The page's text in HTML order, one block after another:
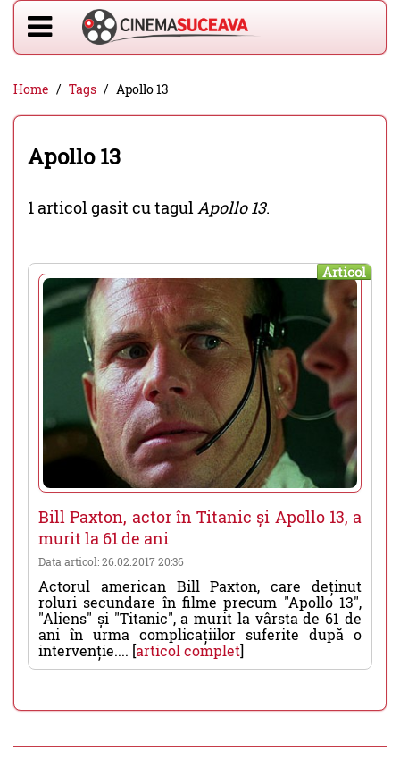
Home Tags Apollo 13
Apollo 13
1 articol gasit cu tagulApollo 13.
Articol
Bill Paxton, actor în Titanic și Apollo 13, a
murit la 61 de ani
Data articol: 26.02.2017 20:36
Actorul american Bill Paxton, care deținut
roluri secundare în filme precum "Apollo 13",
"Aliens" și "Titanic", a murit la vârsta de 61 de
ani în urma complicațiilor suferite după o
intervenție.... [articol complet]